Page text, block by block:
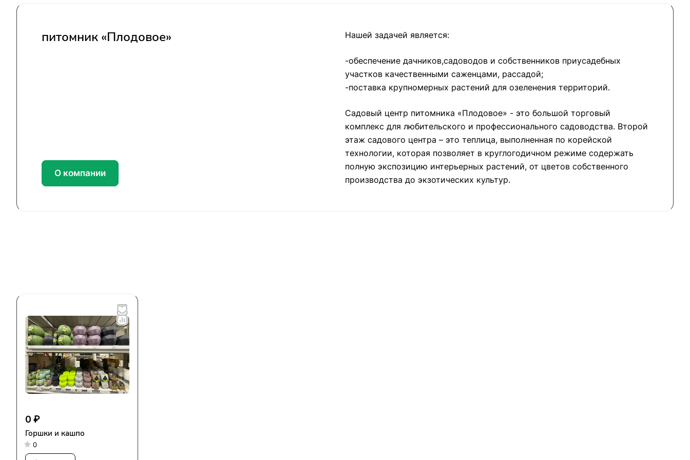
питомник «Плодовое» Нашей задачей является:
-обеспечение дачников,садоводов и собственников приусадебных
участков качественными саженцами, рассадой;
-поставка крупномерных растений для озеленения территорий.
Садовый центр питомника «Плодовое» - это большой торговый
комплекс для любительского и профессионального садоводства. Второй
этаж садового центра – это теплица, выполненная по корейской
технологии, которая позволяет в круглогодичном режиме содержать
полную экспозицию интерьерных растений, от цветов собственного
производства до экзотических культур.
О компании
0 ₽
Горшки и кашпо
0